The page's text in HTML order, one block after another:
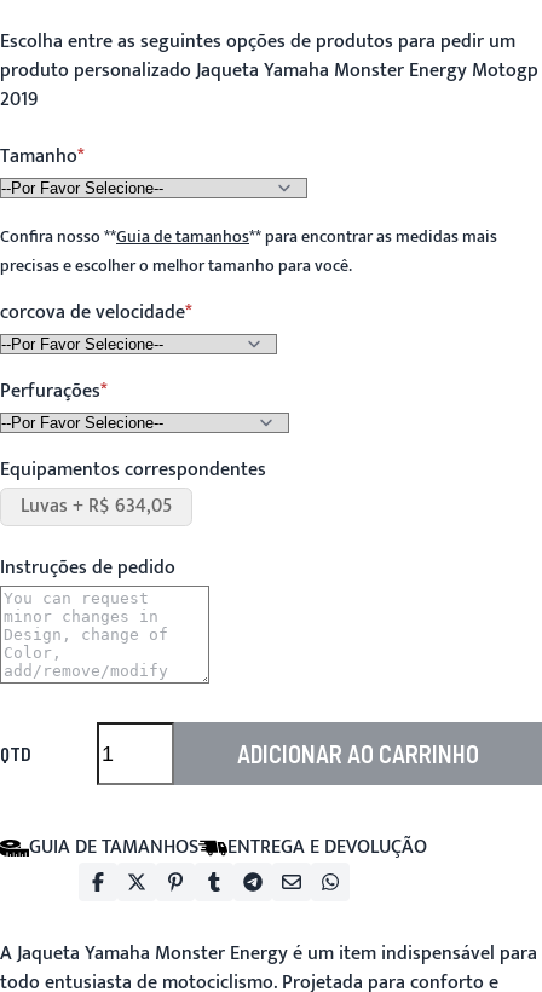
Escolha entre as seguintes opções de produtos para pedir um
produto personalizado Jaqueta Yamaha Monster Energy Motogp
2019
Tamanho
Confira nosso**Guia de tamanhos**para encontrar as medidas mais
precisas e escolher o melhor tamanho para você.
corcova de velocidade
Perfurações
Equipamentos correspondentes
Luvas + R$ 634,05
Instruções de pedido
QTD ADICIONAR AO CARRINHO
GUIA DE TAMANHOS ENTREGA E DEVOLUÇÃO
AJaqueta Yamaha Monster Energyé um item indispensável para
todo entusiasta de motociclismo. Projetada para conforto e